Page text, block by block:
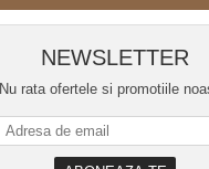
NEWSLETTER
Nu rata ofertele si promotiile